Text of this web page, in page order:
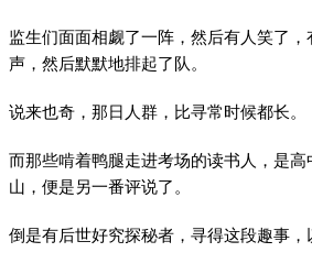
监生们面面相觑了一阵，然后有人笑了
声，然后默默地排起了队。
说来也奇，那日人群，比寻常时候都长。
而那些啃着鸭腿走进考场的读书人，是
山，便是另一番评说了。
倒是有后世好究探秘者，寻得这段趣事，